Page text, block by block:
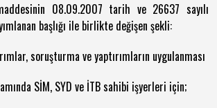
08.09.2007 tarih ve 26637 sayılı
başlığı ile birlikte değişen şekli:
soruşturma ve yaptırımların uygulanması
SİM, SYD ve İTB sahibi işyerleri için;